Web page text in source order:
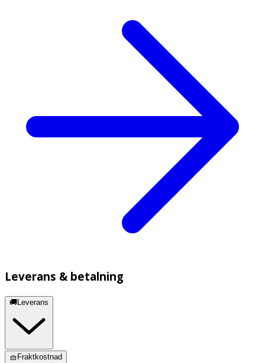
Leverans & betalning
🚚Leverans
🧺Fraktkostnad